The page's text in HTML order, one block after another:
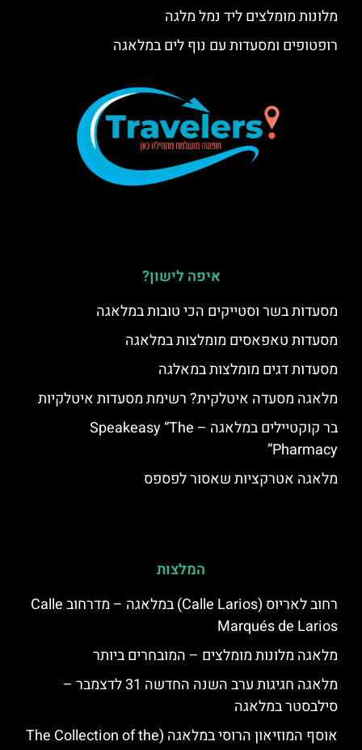
מלונות מומלצים ליד נמל מלגה
רופטופים ומסעדות עם נוף לים במלאגה
איפה לישון?
מסעדות בשר וסטייקים הכי טובות במלאגה
מסעדות טאפאסים מומלצות במלאגה
מסעדות דגים מומלצות במאלגה
מלאגה מסעדה איטלקית? רשימת מסעדות איטלקיות
בר קוקטיילים במלאגה – Speakeasy “The
Pharmacy”
מלאגה אטרקציות שאסור לפספס
המלצות
רחוב לאריוס (Calle Larios) במלאגה – מדרחוב Calle
Marqués de Larios
מלאגה מלונות מומלצים – המובחרים ביותר
מלאגה חגיגות ערב השנה החדשה 31 לדצמבר –
סילבסטר במלאגה
אוסף המוזיאון הרוסי במלאגה (The Collection of the